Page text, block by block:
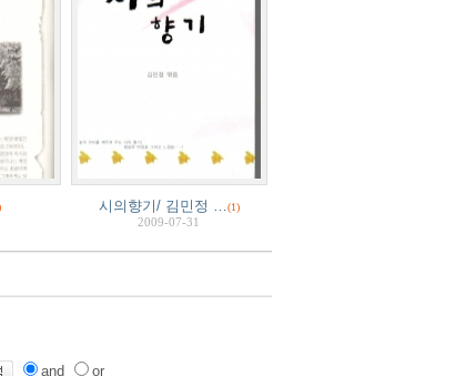
시의향기/ 김민정 …(1)
2009-07-31
and or